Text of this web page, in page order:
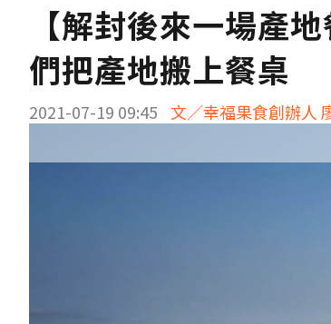
【解封後來一場產
們把產地搬上餐桌
2021-07-19 09:45 文／幸福果食創辦人